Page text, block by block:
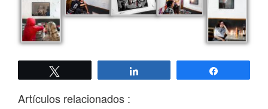
Artículos relacionados :